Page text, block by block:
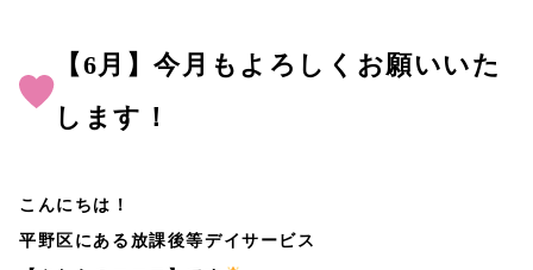
【6月】今月もよろしくお願いいた
します！
こんにちは！
平野区にある放課後等デイサービス